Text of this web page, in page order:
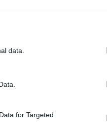
data.
for Targeted
ut per se scire
humanam
tu ignorantem an